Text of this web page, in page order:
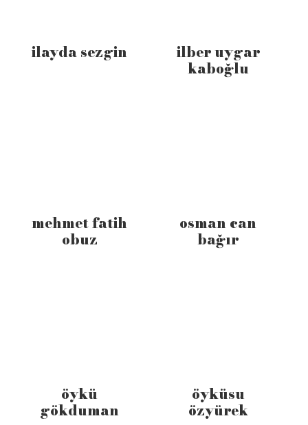
i̇layda sezgin i̇lber uygar
kaboğlu
mehmet fatih
obuz
osman can
bağır
öykü
gökduman
öyküsu
özyürek